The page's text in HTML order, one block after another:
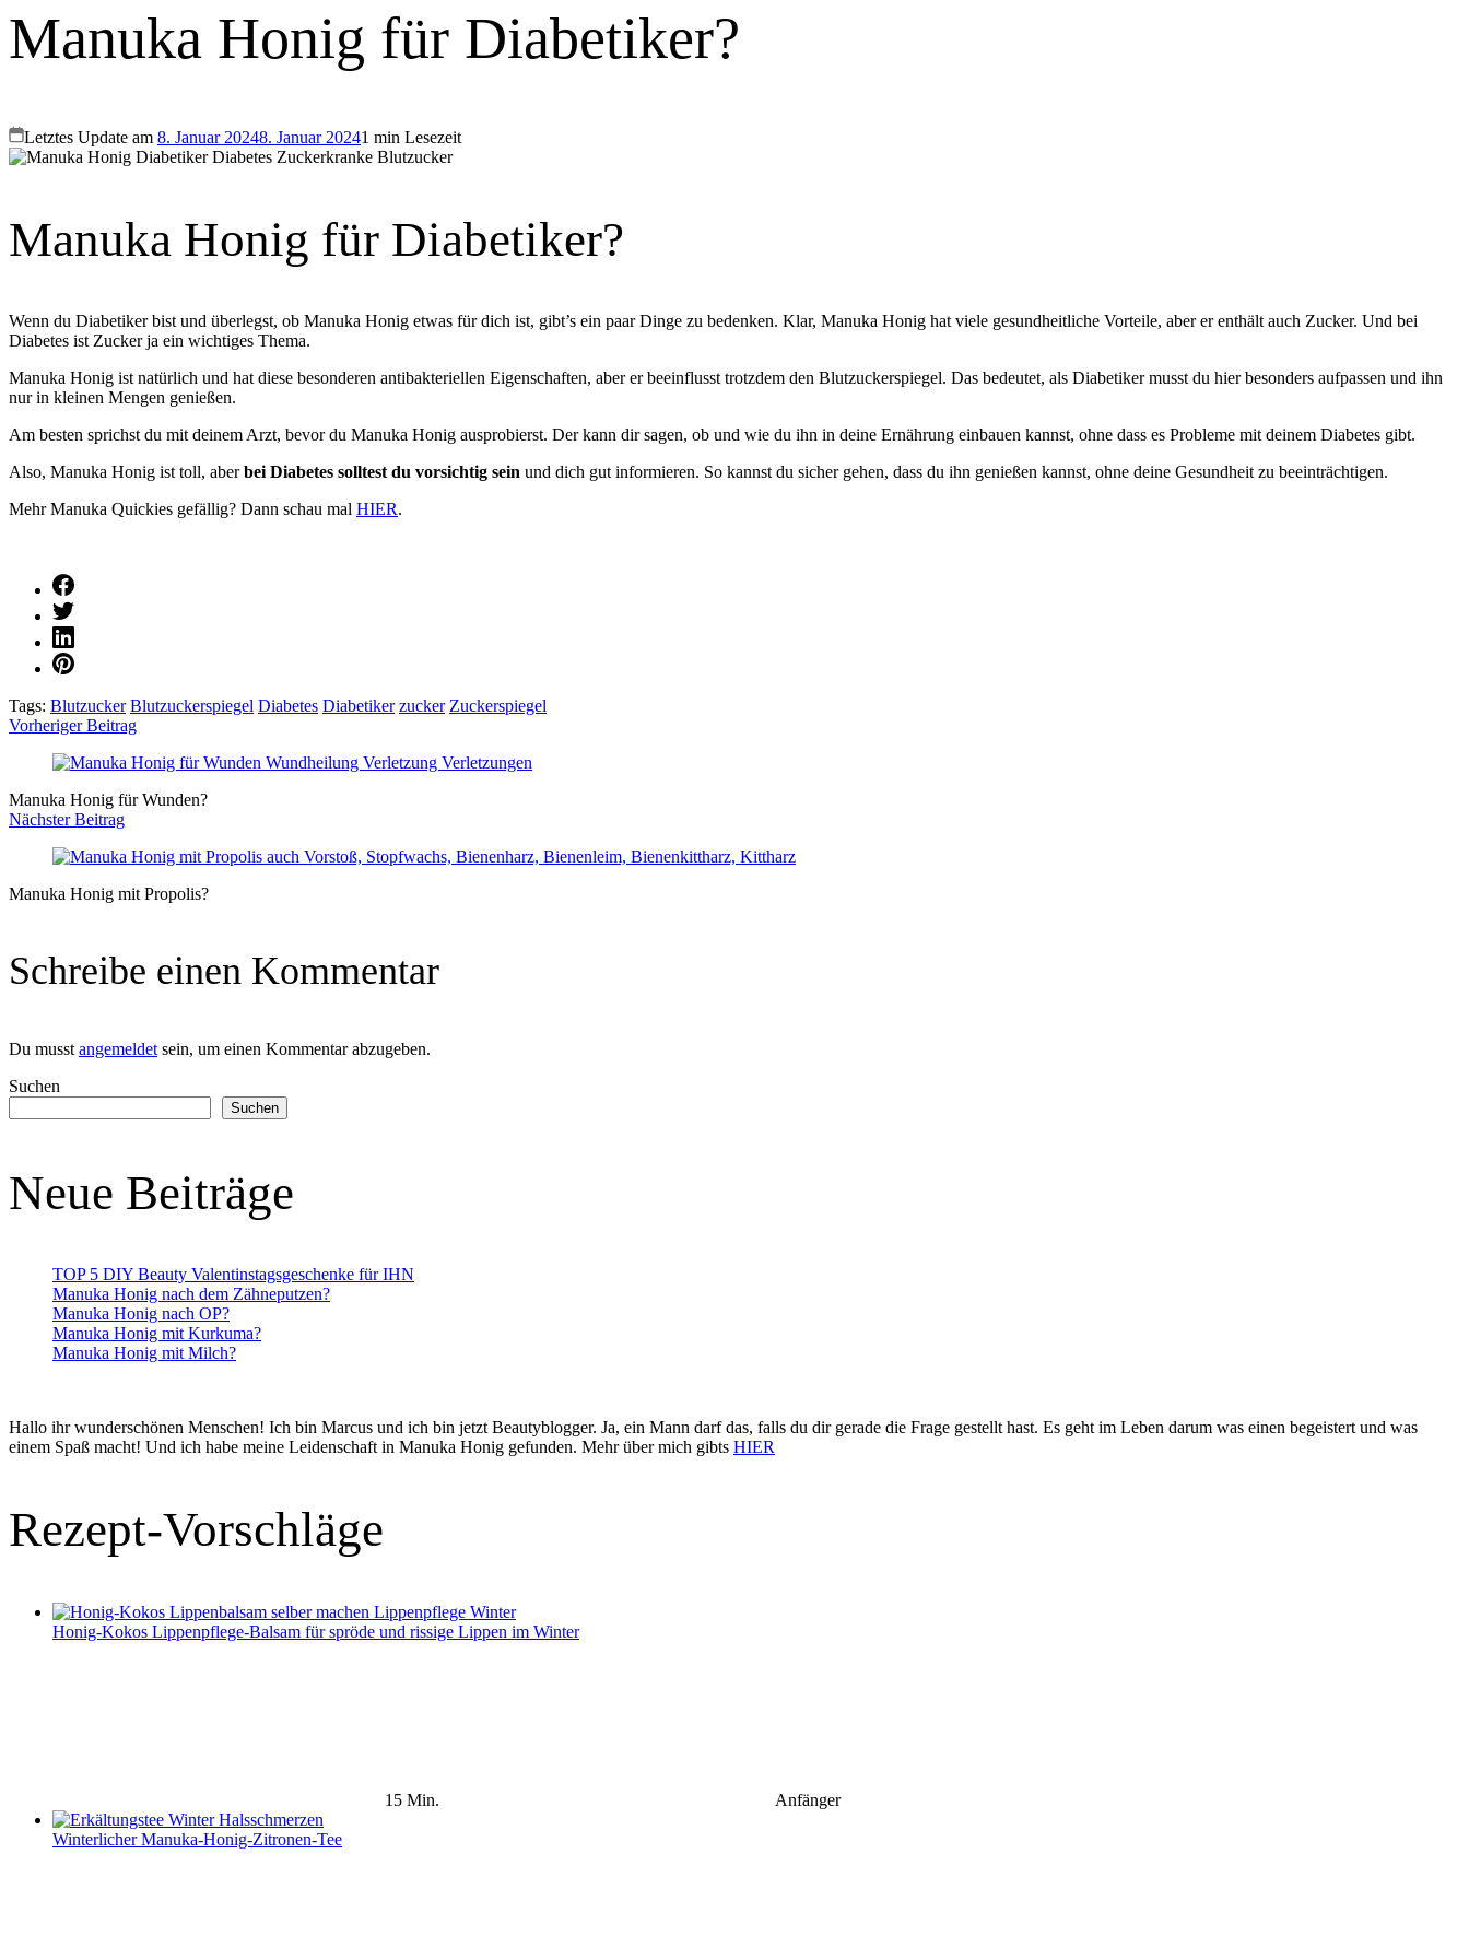
Manuka Honig für Diabetiker?
Letztes Update am 8. Januar 20248. Januar 20241 min Lesezeit
Manuka Honig für Diabetiker?
Wenn du Diabetiker bist und überlegst, ob Manuka Honig etwas für dich ist, gibt’s ein paar Dinge zu bedenken. Klar, Manuka Honig hat viele gesundheitliche Vorteile, aber er enthält auch Zucker. Und bei
Diabetes ist Zucker ja ein wichtiges Thema.
Manuka Honig ist natürlich und hat diese besonderen antibakteriellen Eigenschaften, aber er beeinflusst trotzdem den Blutzuckerspiegel. Das bedeutet, als Diabetiker musst du hier besonders aufpassen und ihn
nur in kleinen Mengen genießen.
Am besten sprichst du mit deinem Arzt, bevor du Manuka Honig ausprobierst. Der kann dir sagen, ob und wie du ihn in deine Ernährung einbauen kannst, ohne dass es Probleme mit deinem Diabetes gibt.
Also, Manuka Honig ist toll, aberbei Diabetes solltest du vorsichtig sein und dich gut informieren. So kannst du sicher gehen, dass du ihn genießen kannst, ohne deine Gesundheit zu beeinträchtigen.
Mehr Manuka Quickies gefällig? Dann schau mal HIER.
Tags: Blutzucker Blutzuckerspiegel Diabetes Diabetiker zucker Zuckerspiegel
Post
Navigation
Vorheriger Beitrag
Manuka Honig für Wunden?
Nächster Beitrag
Manuka Honig mit Propolis?
Schreibe einen Kommentar
Du musst angemeldet sein, um einen Kommentar abzugeben.
Suchen
Suchen
Neue Beiträge
TOP 5 DIY Beauty Valentinstagsgeschenke für IHN
Manuka Honig nach dem Zähneputzen?
Manuka Honig nach OP?
Manuka Honig mit Kurkuma?
Manuka Honig mit Milch?
Hallo ihr wunderschönen Menschen! Ich bin Marcus und ich bin jetzt Beautyblogger. Ja, ein Mann darf das, falls du dir gerade die Frage gestellt hast. Es geht im Leben darum was einen begeistert und was
einem Spaß macht! Und ich habe meine Leidenschaft in Manuka Honig gefunden. Mehr über mich gibts HIER
Rezept-Vorschläge
Honig-Kokos Lippenpflege-Balsam für spröde und rissige Lippen im Winter
15 Min. Anfänger
Winterlicher Manuka-Honig-Zitronen-Tee